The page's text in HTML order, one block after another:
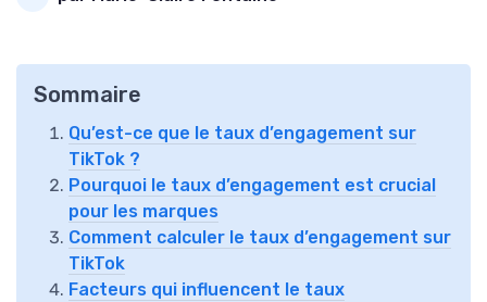
Sommaire
Qu’est-ce que le taux d’engagement sur
TikTok ?
Pourquoi le taux d’engagement est crucial
pour les marques
Comment calculer le taux d’engagement sur
TikTok
Facteurs qui influencent le taux